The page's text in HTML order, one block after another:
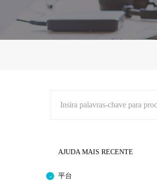
Insira palavras-chave para
AJUDA MAIS RECENTE
平台